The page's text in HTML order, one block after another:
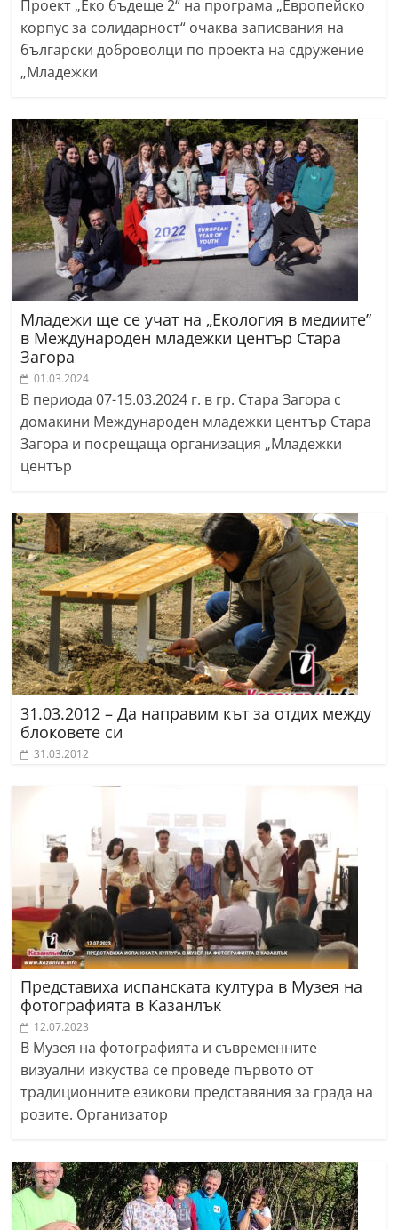
Проект „Еко бъдеще 2“ на програма „Европейско
корпус за солидарност“ очаква записвания на
български доброволци по проекта на сдружение
„Младежки
Младежи ще се учат на „Екология в медиите”
в Международен младежки център Стара
Загора
01.03.2024
В периода 07-15.03.2024 г. в гр. Стара Загора с
домакини Международен младежки център Стара
Загора и посрещаща организация „Младежки
център
31.03.2012 – Да направим кът за отдих между
блоковете си
31.03.2012
Представиха испанската култура в Музея на
фотографията в Казанлък
12.07.2023
В Музея на фотографията и съвременните
визуални изкуства се проведе първото от
традиционните езикови представяния за града на
розите. Организатор